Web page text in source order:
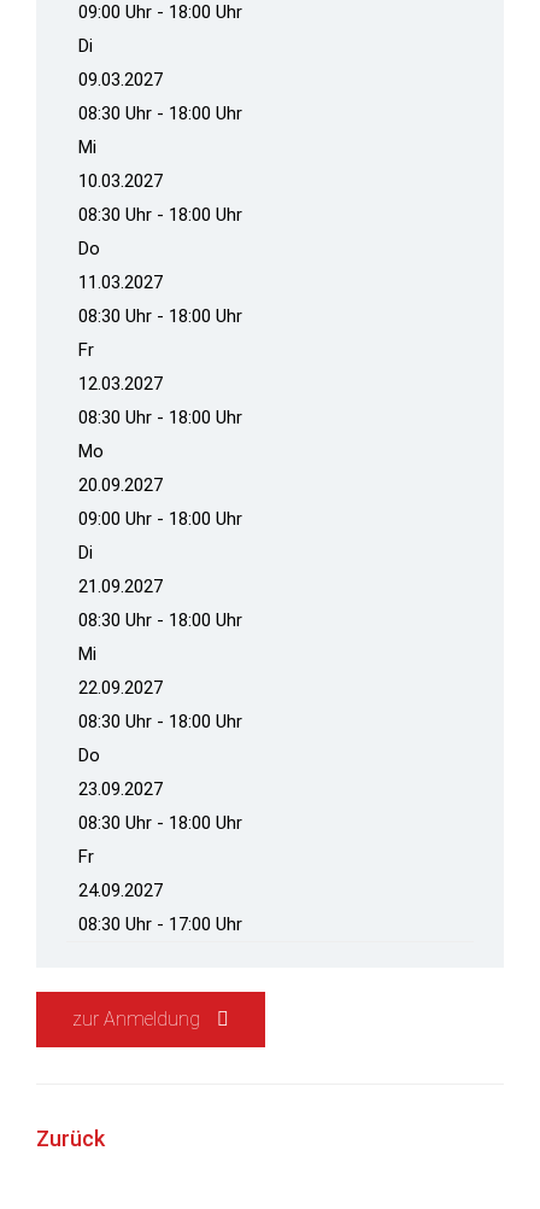
09:00 Uhr - 18:00 Uhr
Di
09.03.2027
08:30 Uhr - 18:00 Uhr
Mi
10.03.2027
08:30 Uhr - 18:00 Uhr
Do
11.03.2027
08:30 Uhr - 18:00 Uhr
Fr
12.03.2027
08:30 Uhr - 18:00 Uhr
Mo
20.09.2027
09:00 Uhr - 18:00 Uhr
Di
21.09.2027
08:30 Uhr - 18:00 Uhr
Mi
22.09.2027
08:30 Uhr - 18:00 Uhr
Do
23.09.2027
08:30 Uhr - 18:00 Uhr
Fr
24.09.2027
08:30 Uhr - 17:00 Uhr
zur Anmeldung
Zurück